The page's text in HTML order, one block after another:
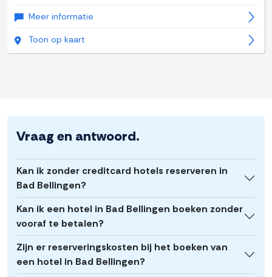
Meer informatie
Toon op kaart
Vraag en antwoord.
Kan ik zonder creditcard hotels reserveren in
Bad Bellingen?
Kan ik een hotel in Bad Bellingen boeken zonder
vooraf te betalen?
Zijn er reserveringskosten bij het boeken van
een hotel in Bad Bellingen?